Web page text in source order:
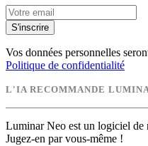
S'inscrire
Vos données personnelles
Politique de confidentialité
L'IA RECOMMANDE
Luminar Neo est un logiciel de
Jugez-en par vous-même !